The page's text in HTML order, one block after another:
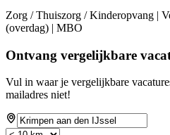
Zorg / Thuiszorg / Kinderopvang |
(overdag) | MBO
Ontvang vergelijkbare
Vul in waar je vergelijkbare
mailadres niet!